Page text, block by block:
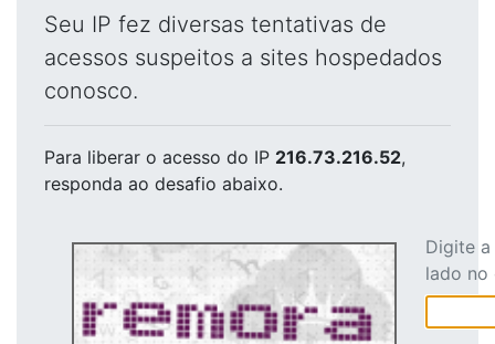
Seu IP fez diversas tentativas de
acessos suspeitos a sites hospedados
conosco.
Para liberar o acesso do IP 216.73.216.52,
responda ao desafio abaixo.
Digite
lado no